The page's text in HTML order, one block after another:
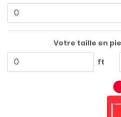
Votre taille en
ft